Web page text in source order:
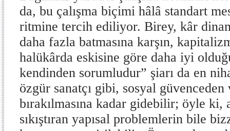
da, bu çalışma biçimi hâlâ standart
ritmine tercih ediliyor. Birey, kâr
daha fazla batmasına karşın,
halükârda eskisine göre daha iyi
kendinden sorumludur” şiarı da en
özgür sanatçı gibi, sosyal
bırakılmasına kadar gidebilir; öyle ki,
sıkıştıran yapısal problemlerin bile